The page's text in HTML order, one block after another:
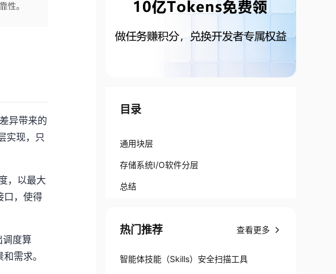
性。
异带来的
实现，只
，以最大
口，使得
调度算
需求。
目录
通用块层
存储系统I/O软件分层
总结
热门推荐 查看更多
智能体技能（Skills）安全扫描工具